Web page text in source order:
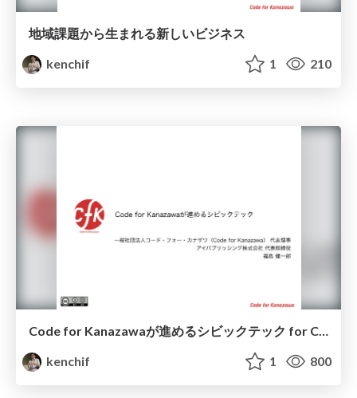
地域課題から生まれる新しいビジネス
kenchif
1 210
kenchif
1 800